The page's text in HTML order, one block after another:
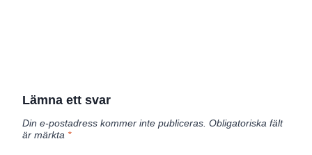
Lämna ett svar
Din e-postadress kommer inte publiceras. Obligatoriska fält
är märkta *